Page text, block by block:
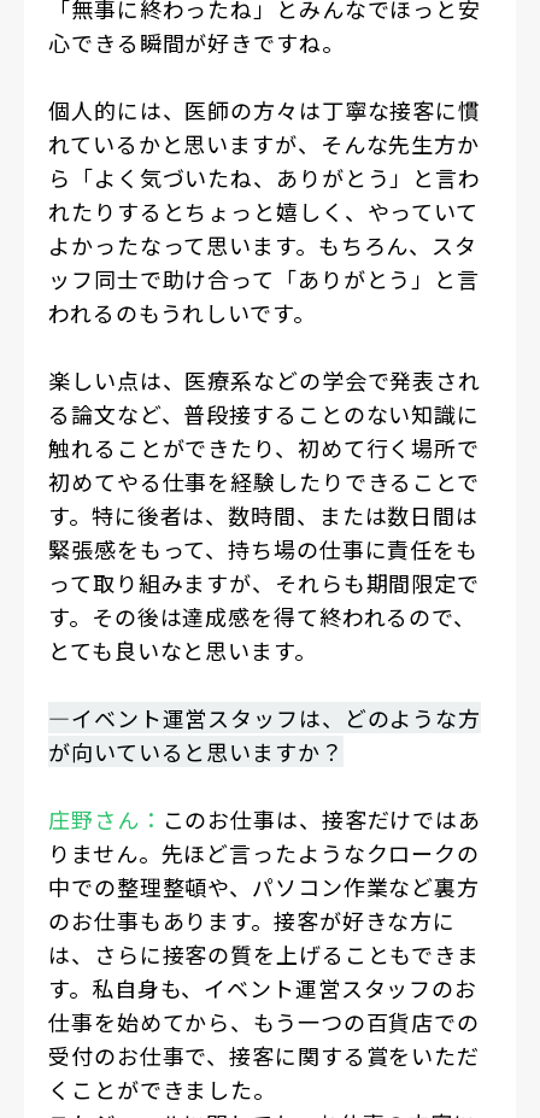
「無事に終わったね」とみんなでほっと安
心できる瞬間が好きですね。
個人的には、医師の方々は丁寧な接客に慣
れているかと思いますが、そんな先生方か
ら「よく気づいたね、ありがとう」と言わ
れたりするとちょっと嬉しく、やっていて
よかったなって思います。もちろん、スタ
ッフ同士で助け合って「ありがとう」と言
われるのもうれしいです。
楽しい点は、医療系などの学会で発表され
る論文など、普段接することのない知識に
触れることができたり、初めて行く場所で
初めてやる仕事を経験したりできることで
す。特に後者は、数時間、または数日間は
緊張感をもって、持ち場の仕事に責任をも
って取り組みますが、それらも期間限定で
す。その後は達成感を得て終われるので、
とても良いなと思います。
―イベント運営スタッフは、どのような方
が向いていると思いますか？
庄野さん： このお仕事は、接客だけではあ
りません。先ほど言ったようなクロークの
中での整理整頓や、パソコン作業など裏方
のお仕事もあります。接客が好きな方に
は、さらに接客の質を上げることもできま
す。私自身も、イベント運営スタッフのお
仕事を始めてから、もう一つの百貨店での
受付のお仕事で、接客に関する賞をいただ
くことができました。